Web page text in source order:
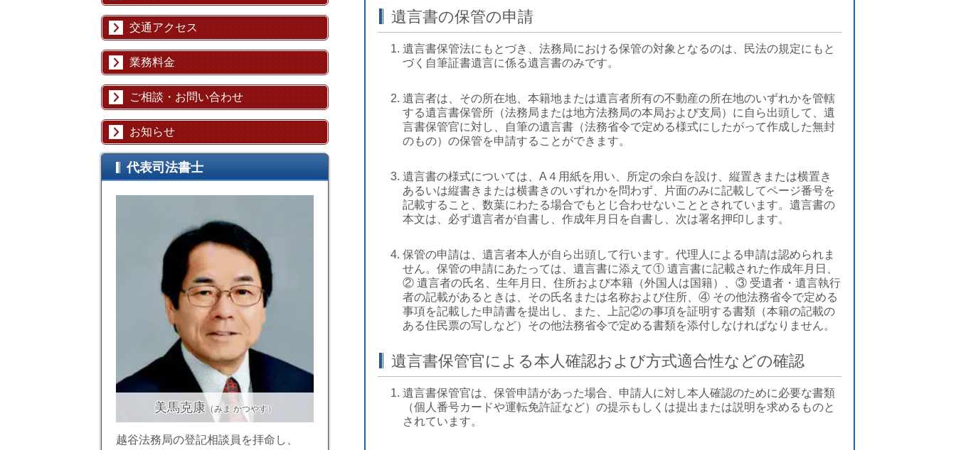
遺言書の保管の申請
遺言書保管法にもとづき、法務局における保管の対象となるのは、民法の規定にもと
づく自筆証書遺言に係る遺言書のみです。
遺言者は、その所在地、本籍地または遺言者所有の不動産の所在地のいずれかを管轄
する遺言書保管所（法務局または地方法務局の本局および支局）に自ら出頭して、遺
言書保管官に対し、自筆の遺言書（法務省令で定める様式にしたがって作成した無封
のもの）の保管を申請することができます。
遺言書の様式については、A４用紙を用い、所定の余白を設け、縦置きまたは横置き
あるいは縦書きまたは横書きのいずれかを問わず、片面のみに記載してページ番号を
記載すること、数葉にわたる場合でもとじ合わせないこととされています。遺言書の
本文は、必ず遺言者が自書し、作成年月日を自書し、次は署名押印します。
保管の申請は、遺言者本人が自ら出頭して行います。代理人による申請は認められま
せん。保管の申請にあたっては、遺言書に添えて① 遺言書に記載された作成年月日、
② 遺言者の氏名、生年月日、住所および本籍（外国人は国籍）、③ 受遺者・遺言執行
者の記載があるときは、その氏名または名称および住所、④ その他法務省令で定める
事項を記載した申請書を提出し、また、上記②の事項を証明する書類（本籍の記載の
ある住民票の写しなど）その他法務省令で定める書類を添付しなければなりません。
遺言書保管官による本人確認および方式適合性などの確認
遺言書保管官は、保管申請があった場合、申請人に対し本人確認のために必要な書類
（個人番号カードや運転免許証など）の提示もしくは提出または説明を求めるものと
されています。
交通アクセス
業務料金
ご相談・お問い合わせ
お知らせ
代表司法書士
美馬克康（みま かつやす）
越谷法務局の登記相談員を拝命し、